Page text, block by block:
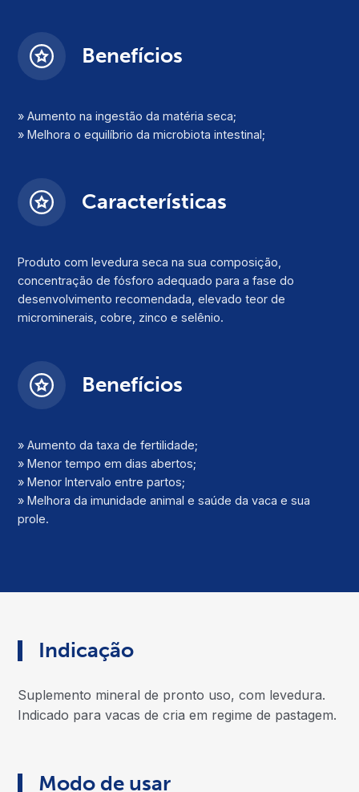
Benefícios
» Aumento na ingestão da matéria seca;
» Melhora o equilíbrio da microbiota intestinal;
Características
Produto com levedura seca na sua composição,
concentração de fósforo adequado para a fase do
desenvolvimento recomendada, elevado teor de
microminerais, cobre, zinco e selênio.
Benefícios
» Aumento da taxa de fertilidade;
» Menor tempo em dias abertos;
» Menor Intervalo entre partos;
» Melhora da imunidade animal e saúde da vaca e sua
prole.
Indicação
Suplemento mineral de pronto uso, com levedura.
Indicado para vacas de cria em regime de pastagem.
Modo de usar